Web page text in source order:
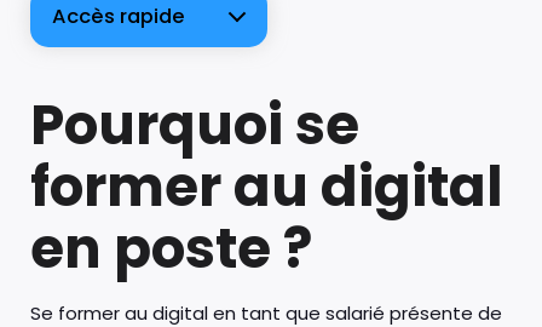
Accès rapide
Pourquoi se
former au digital
en poste ?
Se former au digital en tant que salarié présente de